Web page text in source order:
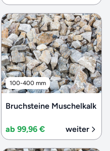
100-400 mm
Bruchsteine Muschelkalk
ab 99,96 € weiter